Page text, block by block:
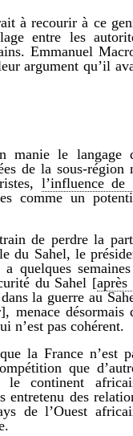
à recourir à ce
entre les
Emmanuel
argument qu’il
manie le langage
de la sous-région
l’influence de
comme un
de perdre la
du Sahel, le
quelques
du Sahel [après
la guerre au
menace désormais
n’est pas cohérent.
la France n’est
que
le continent
entretenu des
de l’Ouest